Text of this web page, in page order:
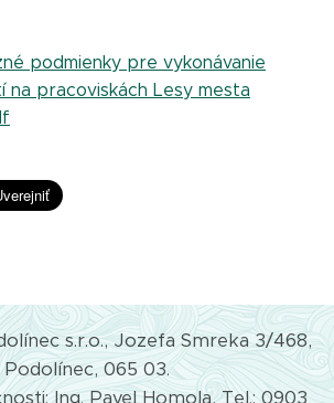
podmienky pre vykonávanie
na pracoviskách Lesy mesta
s.r.o., Jozefa Smreka 3/468,
Podolínec, 065 03.
Ing. Pavel Homola, Tel.: 0903